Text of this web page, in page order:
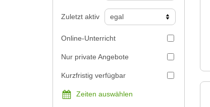
Zuletzt aktiv
Online-Unterricht
Nur private Angebote
Kurzfristig verfügbar
Zeiten auswählen